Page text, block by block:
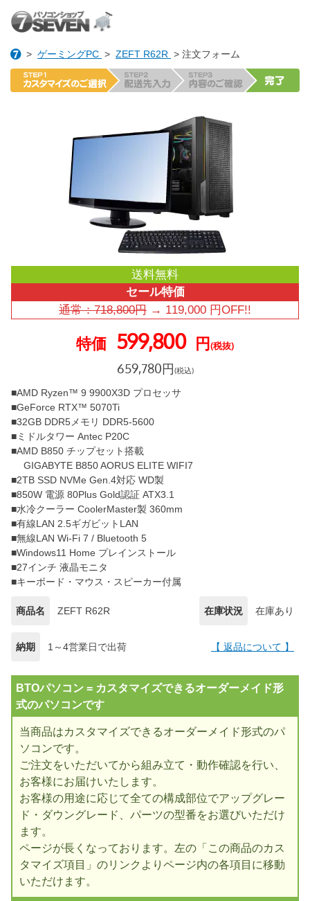
> ゲーミングPC > ZEFT R62R > 注文フォーム
送料無料
セール特価
通常：718,800円 → 119,000 円OFF!!
特価 599,800 円(税抜)
659,780円(税込)
■AMD Ryzen™ 9 9900X3D プロセッサ
■GeForce RTX™ 5070Ti
■32GB DDR5メモリ DDR5-5600
■ミドルタワー Antec P20C
■AMD B850 チップセット搭載
GIGABYTE B850 AORUS ELITE WIFI7
■2TB SSD NVMe Gen.4対応 WD製
■850W 電源 80Plus Gold認証 ATX3.1
■水冷クーラー CoolerMaster製 360mm
■有線LAN 2.5ギガビットLAN
■無線LAN Wi-Fi 7 / Bluetooth 5
■Windows11 Home プレインストール
■27インチ 液晶モニタ
■キーボード・マウス・スピーカー付属
商品名 ZEFT R62R 在庫状況 在庫あり
納期 1～4営業日で出荷 【 返品について 】
BTOパソコン = カスタマイズできるオーダーメイド形
式のパソコンです
当商品はカスタマイズできるオーダーメイド形式のパ
ソコンです。
ご注文をいただいてから組み立て・動作確認を行い、
お客様にお届けいたします。
お客様の用途に応じて全ての構成部位でアップグレー
ド・ダウングレード、パーツの型番をお選びいただけ
ます。
ページが長くなっております。左の「この商品のカス
タマイズ項目」のリンクよりページ内の各項目に移動
いただけます。